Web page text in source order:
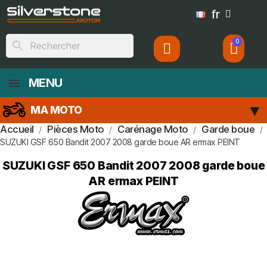
fr
search
MENU
MA MOTO
Accueil Pièces Moto Carénage Moto Garde boue
SUZUKI GSF 650 Bandit 2007 2008 garde boue AR ermax PEINT
SUZUKI GSF 650 Bandit 2007 2008 garde boue
AR ermax PEINT